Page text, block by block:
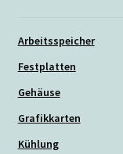
Arbeitsspeicher
Festplatten
Gehäuse
Grafikkarten
Kühlung